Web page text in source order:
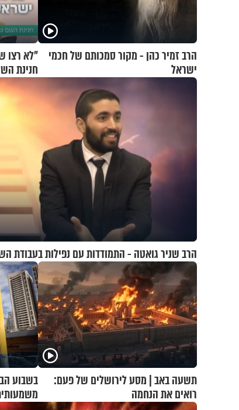
הרב זמיר כהן - מקור סמכותם של חכמי
ישראל
"לא רצו
חנינת
הרב שניר גואטה - התמודדות עם נפילות בעבודת
תשעה באב | מסע לירושלים של פעם:
רואים את הנחמה
בשבוע